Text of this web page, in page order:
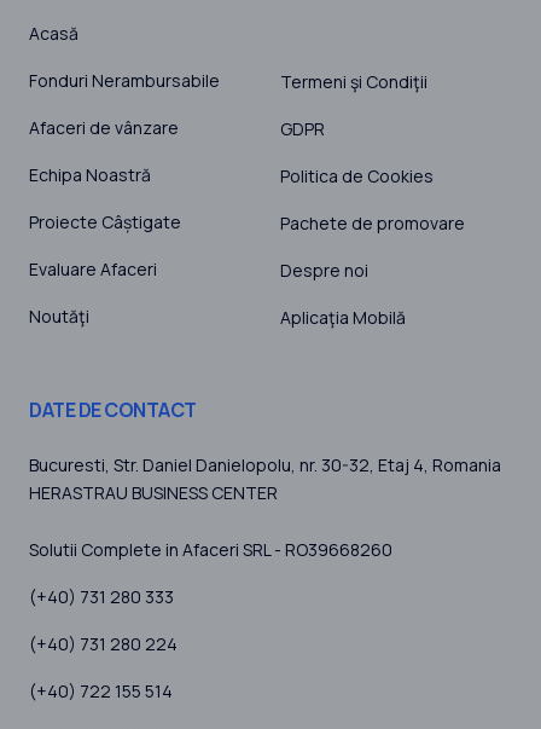
Acasă
Fonduri Nerambursabile
Afaceri de vânzare
Echipa Noastră
Proiecte Câștigate
Evaluare Afaceri
Noutăţi
Termeni şi Condiţii
GDPR
Politica de Cookies
Pachete de promovare
Despre noi
Aplicaţia Mobilă
DATE DE CONTACT
Bucuresti, Str. Daniel Danielopolu, nr. 30-32, Etaj 4, Romania
HERASTRAU BUSINESS CENTER
Solutii Complete in Afaceri SRL - RO39668260
(+40) 731 280 333
(+40) 731 280 224
(+40) 722 155 514